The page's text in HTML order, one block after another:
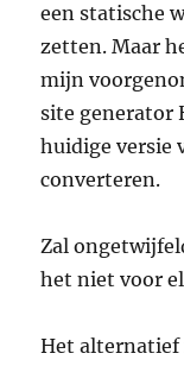
een statische
zetten. Maar
mijn
site generator
huidige versie
converteren.
Zal
het niet voor
Het alternatief